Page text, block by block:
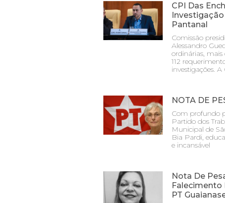
CPI Das
Pantanal
Comissão
Alessandro
ordinárias, mais
112
investigações.
NOTA DE
Com profundo
Partido dos
Municipal de
Bia Pardi,
e incansável
Nota De
Falecimento
PT